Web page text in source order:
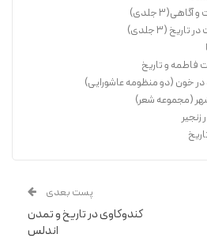
پست بعدی
کندوکاوی در تاریخ و تمدن
اندلس